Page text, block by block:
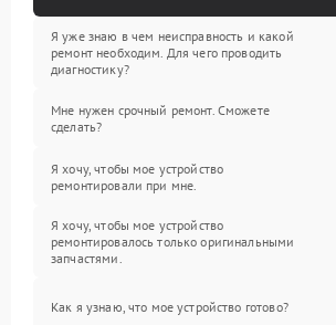
Я уже знаю в чем неисправность и какой
ремонт необходим. Для чего проводить
диагностику?
Мне нужен срочный ремонт. Сможете
сделать?
Я хочу, чтобы мое устройство
ремонтировали при мне.
Я хочу, чтобы мое устройство
ремонтировалось только оригинальными
запчастями.
Как я узнаю, что мое устройство готово?